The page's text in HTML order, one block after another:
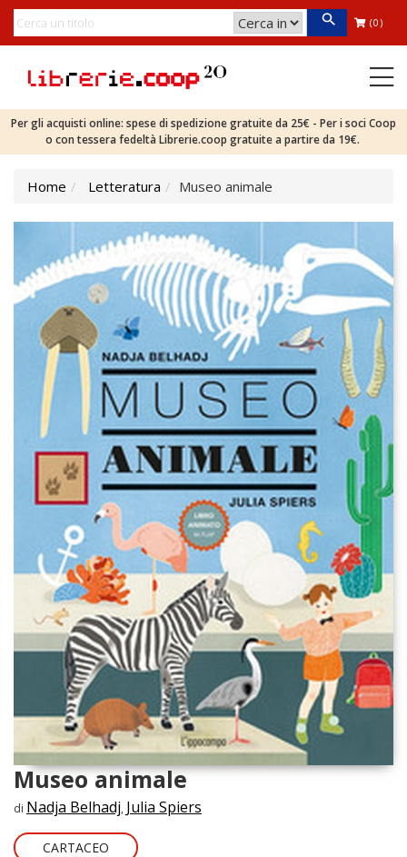
(0)
Per gli acquisti online: spese di spedizione gratuite da 25€ - Per i soci Coop
o con tessera fedeltà Librerie.coop gratuite a partire da 19€.
Home Letteratura Museo animale
Museo animale
di Nadja Belhadj, Julia Spiers
CARTACEO